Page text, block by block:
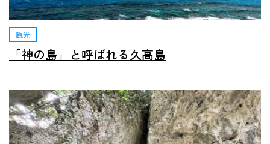
観光
「神の島」と呼ばれる久高島